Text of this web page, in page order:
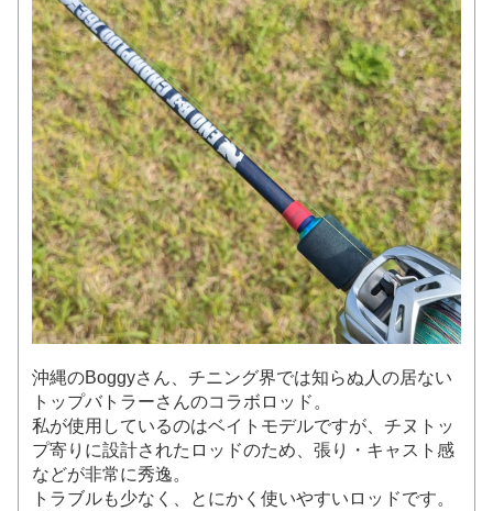
沖縄のBoggyさん、チニング界では知らぬ人の居ない
トップバトラーさんのコラボロッド。
私が使用しているのはベイトモデルですが、チヌトッ
プ寄りに設計されたロッドのため、張り・キャスト感
などが非常に秀逸。
トラブルも少なく、とにかく使いやすいロッドです。